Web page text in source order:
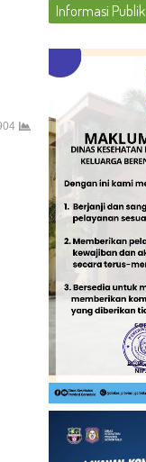
Informasi Publik